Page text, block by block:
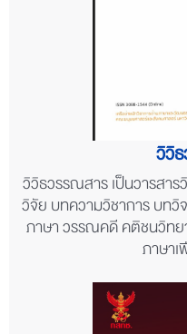
วิวิธ
วิวิธวรรณสาร เป็นวารสาร
วิจัย บทความวิชาการ บทวิ
ภาษา วรรณคดี คติชนวิทย
ภาษาเ